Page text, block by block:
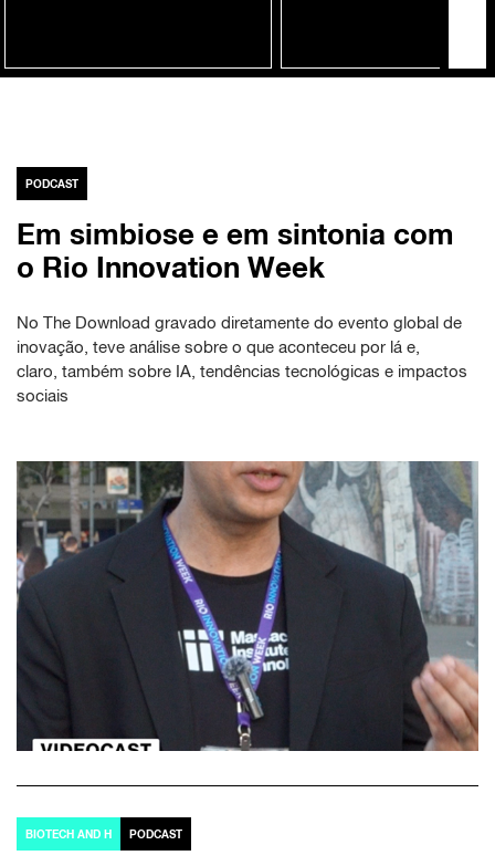
PODCAST
Em simbiose e em sintonia com
o Rio Innovation Week
No The Download gravado diretamente do evento global de
inovação, teve análise sobre o que aconteceu por lá e,
claro, também sobre IA, tendências tecnológicas e impactos
sociais
BIOTECH AND H PODCAST